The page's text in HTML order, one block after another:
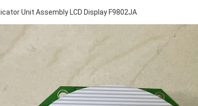
Unit Assembly LCD Display F9802JA